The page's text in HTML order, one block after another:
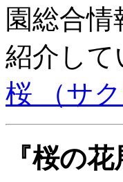
園総合
紹介して
桜 （サ
『桜の